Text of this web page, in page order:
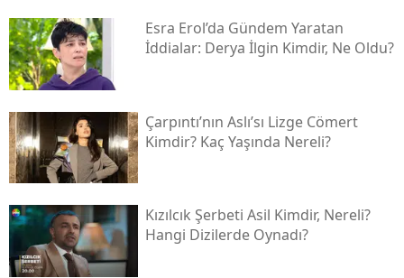
Esra Erol’da Gündem Yaratan
İddialar: Derya İlgin Kimdir, Ne Oldu?
Çarpıntı’nın Aslı’sı Lizge Cömert
Kimdir? Kaç Yaşında Nereli?
Kızılcık Şerbeti Asil Kimdir, Nereli?
Hangi Dizilerde Oynadı?